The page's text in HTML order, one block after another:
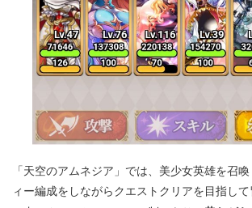
「天空のアムネジア」では、美少女英雄を召
ィー編成をしながらクエストクリアを目指し